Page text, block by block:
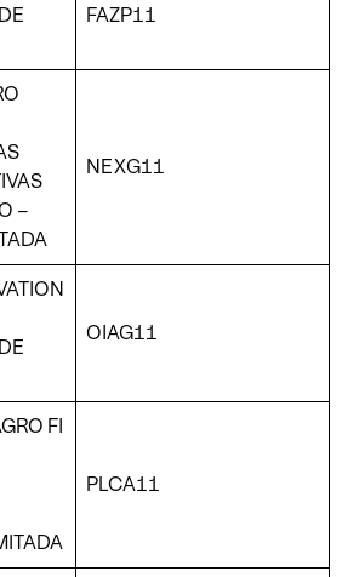
FAZP11
–
NEXG11
OIAG11
FI
PLCA11